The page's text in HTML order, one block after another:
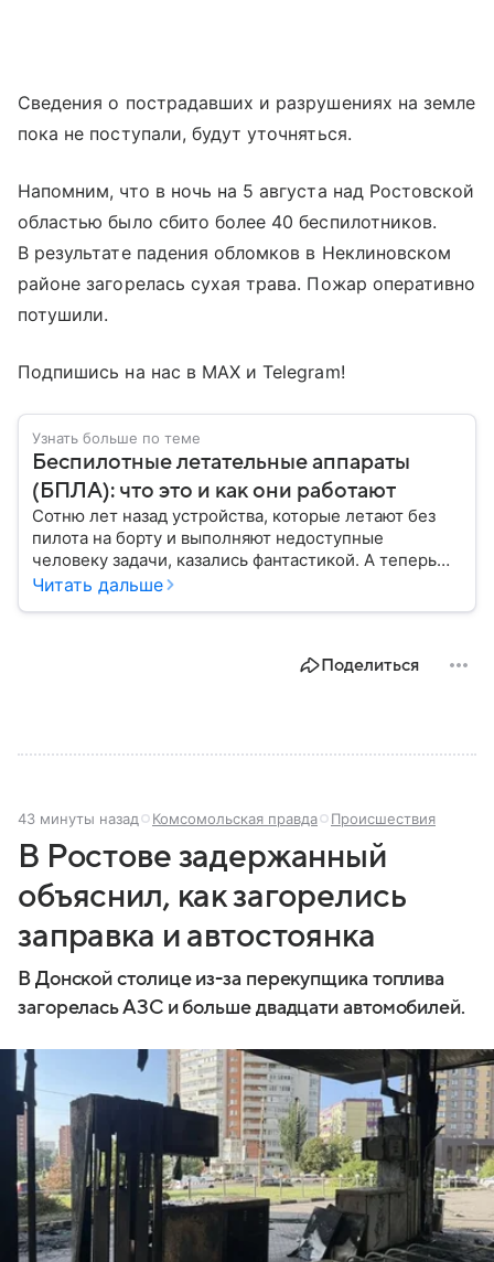
Сведения о пострадавших и разрушениях на земле
пока не поступали, будут уточняться.
Напомним, что в ночь на 5 августа над Ростовской
областью было сбито более 40 беспилотников.
В результате падения обломков в Неклиновском
районе загорелась сухая трава. Пожар оперативно
потушили.
Подпишись на нас в МАХ и Telegram!
Узнать больше по теме
Беспилотные летательные аппараты
(БПЛА): что это и как они работают
Сотню лет назад устройства, которые летают без
пилота на борту и выполняют недоступные
человеку задачи, казались фантастикой. А теперь
они стали реальностью: собрали главное о
Читать дальше
Поделиться
43 минуты назад Комсомольская правда Происшествия
В Ростове задержанный
объяснил, как загорелись
заправка и автостоянка
В Донской столице из-за перекупщика топлива
загорелась АЗС и больше двадцати автомобилей.